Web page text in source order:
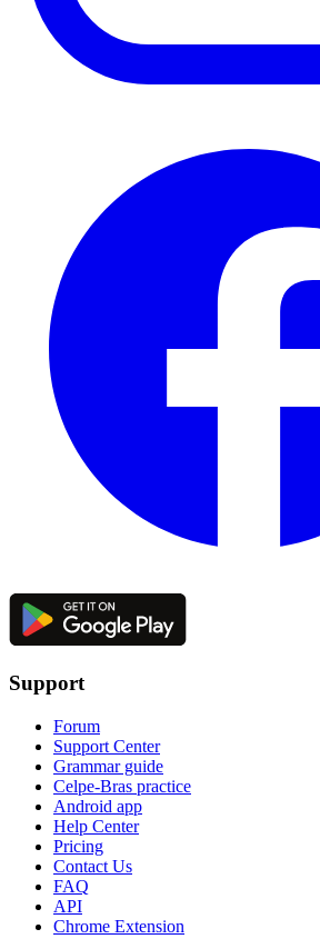
Support
Forum
Support Center
Grammar guide
Celpe-Bras practice
Android app
Help Center
Pricing
Contact Us
FAQ
API
Chrome Extension